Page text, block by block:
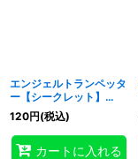
エンジェルトランペッタ
ー【シークレット】
{UT01-JP009}《モンス
ター》
120円(税込)
カートに入れる